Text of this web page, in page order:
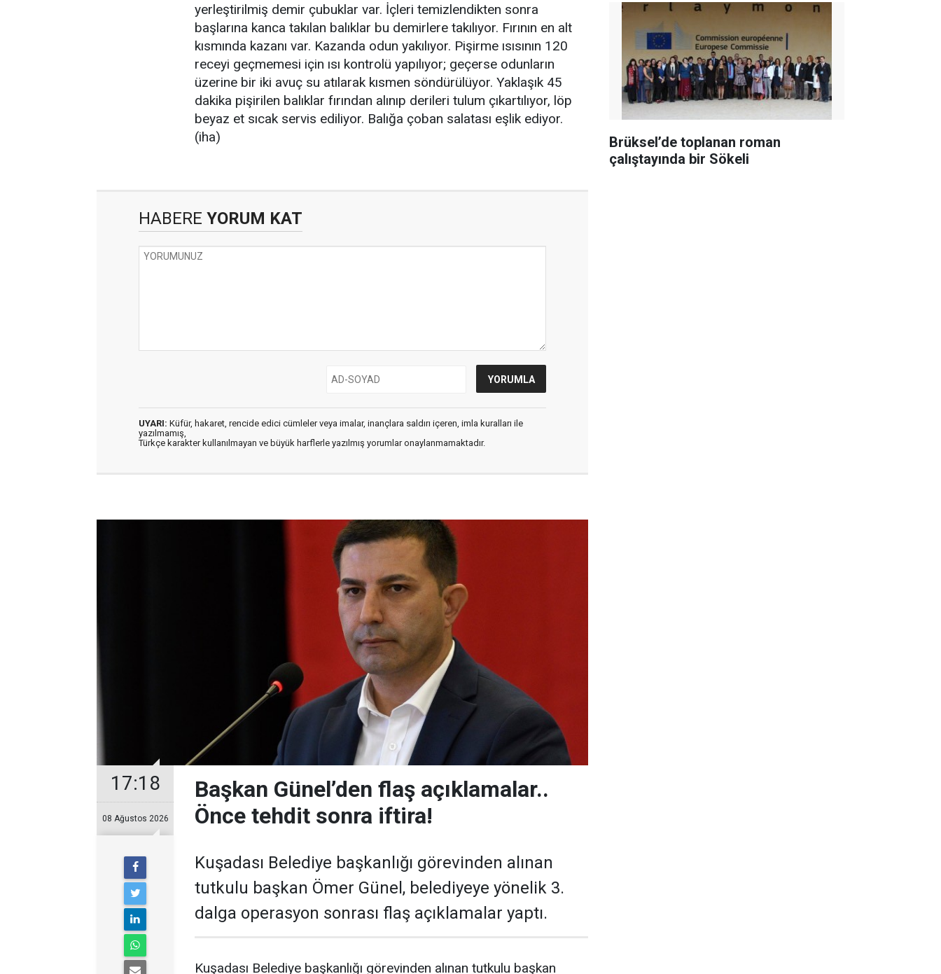
yerleştirilmiş demir çubuklar var. İçleri temizlendikten sonra
başlarına kanca takılan balıklar bu demirlere takılıyor. Fırının en alt
kısmında kazanı var. Kazanda odun yakılıyor. Pişirme ısısının 120
receyi geçmemesi için ısı kontrolü yapılıyor; geçerse odunların
üzerine bir iki avuç su atılarak kısmen söndürülüyor. Yaklaşık 45
dakika pişirilen balıklar fırından alınıp derileri tulum çıkartılıyor, löp
beyaz et sıcak servis ediliyor. Balığa çoban salatası eşlik ediyor.
(iha)
HABERE YORUM KAT
UYARI: Küfür, hakaret, rencide edici cümleler veya imalar, inançlara saldırı içeren, imla kuralları ile
yazılmamış,
Türkçe karakter kullanılmayan ve büyük harflerle yazılmış yorumlar onaylanmamaktadır.
17:18
08 Ağustos 2026
Başkan Günel’den flaş açıklamalar..
Önce tehdit sonra iftira!
Kuşadası Belediye başkanlığı görevinden alınan
tutkulu başkan Ömer Günel, belediyeye yönelik 3.
dalga operasyon sonrası flaş açıklamalar yaptı.
Kuşadası Belediye başkanlığı görevinden alınan tutkulu başkan
Brüksel’de toplanan roman
çalıştayında bir Sökeli